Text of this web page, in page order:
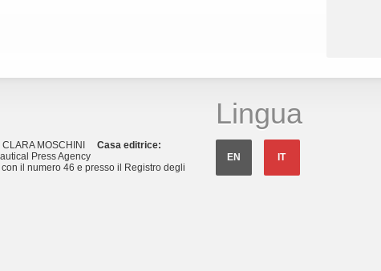
CLARA MOSCHINI Casa editrice:
Press Agency
il numero 46 e presso il Registro degli
Lingua
EN IT